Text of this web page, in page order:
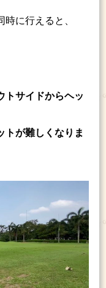
時に行えると、
トサイドからヘッ
トが難しくなりま